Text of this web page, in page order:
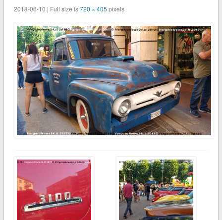
2018-06-10 | Full size is720 × 405 pixels